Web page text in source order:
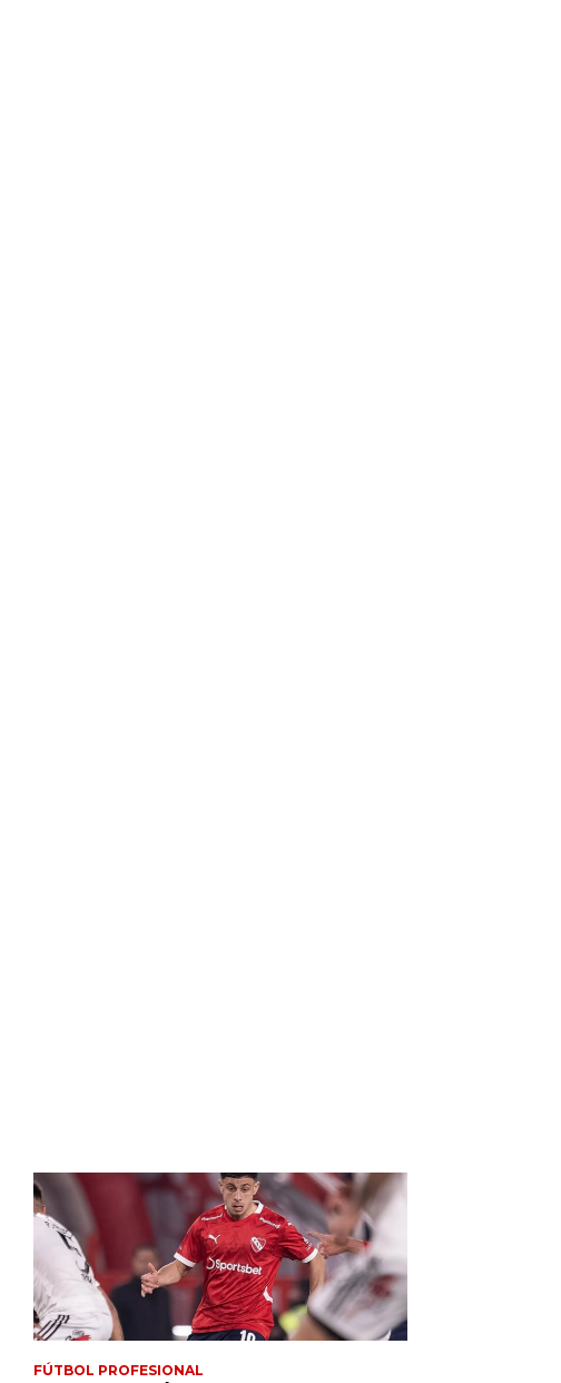
FÚTBOL PROFESIONAL